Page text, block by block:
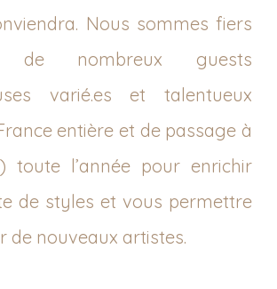
Nous sommes fiers
de nombreux guests
varié.es et talentueux
entière et de passage à
toute l’année pour enrichir
de styles et vous permettre
de nouveaux artistes.